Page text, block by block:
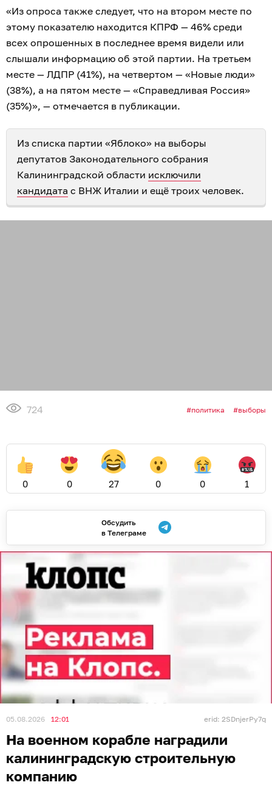
«Из опроса также следует, что на втором месте по
этому показателю находится КПРФ — 46% среди
всех опрошенных в последнее время видели или
слышали информацию об этой партии. На третьем
месте — ЛДПР (41%), на четвертом — «Новые люди»
(38%), а на пятом месте — «Справедливая Россия»
(35%)», — отмечается в публикации.
Из списка партии «Яблоко» на выборы
депутатов Законодательного собрания
Калининградской области исключили
кандидата с ВНЖ Италии и ещё троих человек.
724 политика выборы
0 0 27 0 0 1
Обсудить
в Телеграме
05.08.2026 12:01 erid: 2SDnjerPy7q
На военном корабле наградили
калининградскую строительную
компанию